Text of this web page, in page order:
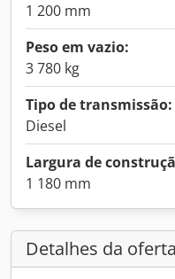
1 200 mm
Peso em vazio:
3 780 kg
Tipo de transmissão:
Diesel
Largura de
1 180 mm
Detalhes da oferta